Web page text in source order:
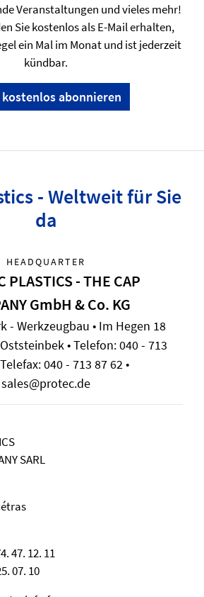
Veranstaltungen und vieles mehr!
Sie kostenlos als E-Mail erhalten,
ein Mal im Monat und ist jederzeit
kündbar.
abonnieren
- Weltweit für Sie
da
HEADQUARTER
PLASTICS - THE CAP
GmbH & Co. KG
- Werkzeugbau • Im Hegen 18
• Telefon: 040 - 713
040 - 713 87 62 •
sales@protec.de
SARL
47. 12. 11
07. 10